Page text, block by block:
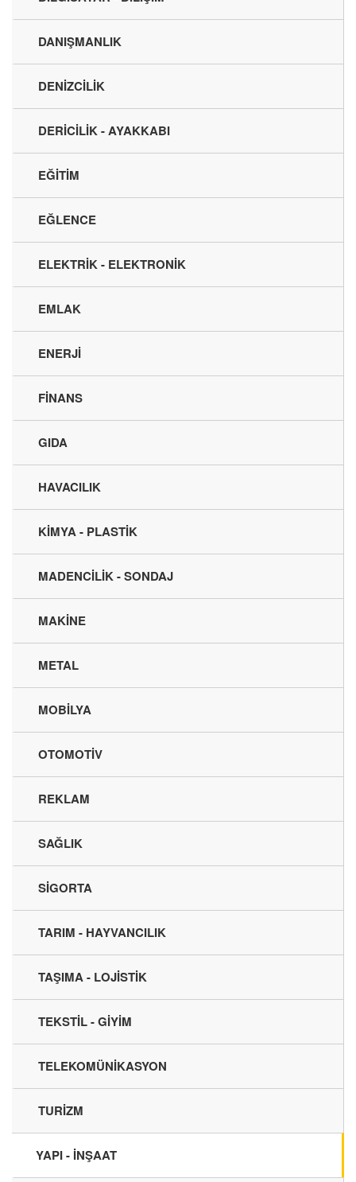
DANIŞMANLIK
DENİZCİLİK
DERİCİLİK - AYAKKABI
EĞİTİM
EĞLENCE
ELEKTRİK - ELEKTRONİK
EMLAK
ENERJİ
FİNANS
GIDA
HAVACILIK
KİMYA - PLASTİK
MADENCİLİK - SONDAJ
MAKİNE
METAL
MOBİLYA
OTOMOTİV
REKLAM
SAĞLIK
SİGORTA
TARIM - HAYVANCILIK
TAŞIMA - LOJİSTİK
TEKSTİL - GİYİM
TELEKOMÜNİKASYON
TURİZM
YAPI - İNŞAAT